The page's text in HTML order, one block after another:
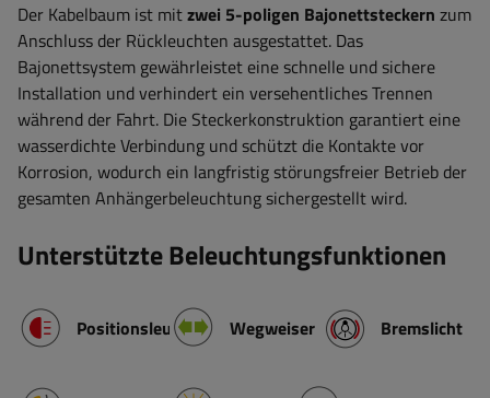
Der Kabelbaum ist mitzwei 5-poligen Bajonettsteckern zum
Anschluss der Rückleuchten ausgestattet. Das
Bajonettsystem gewährleistet eine schnelle und sichere
Installation und verhindert ein versehentliches Trennen
während der Fahrt. Die Steckerkonstruktion garantiert eine
wasserdichte Verbindung und schützt die Kontakte vor
Korrosion, wodurch ein langfristig störungsfreier Betrieb der
gesamten Anhängerbeleuchtung sichergestellt wird.
Unterstützte Beleuchtungsfunktionen
Positionsleuchte Wegweiser Bremslicht